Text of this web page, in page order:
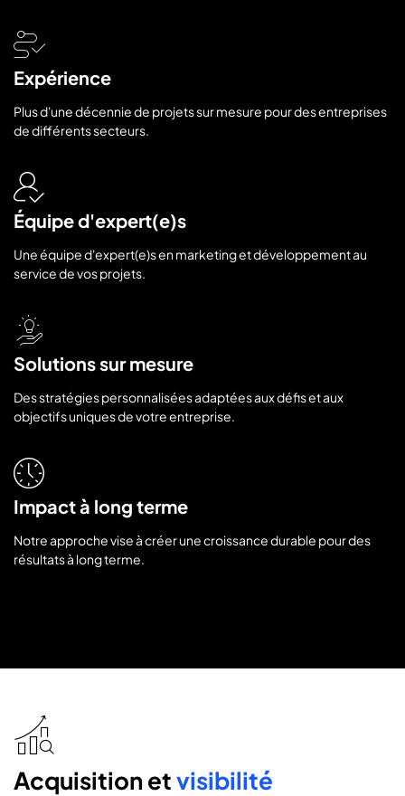
Expérience
Plus d'une décennie de projets sur mesure pour des entreprises
de différents secteurs.
Équipe d'expert(e)s
Une équipe d'expert(e)s en marketing et développement au
service de vos projets.
Solutions sur mesure
Des stratégies personnalisées adaptées aux défis et aux
objectifs uniques de votre entreprise.
Impact à long terme
Notre approche vise à créer une croissance durable pour des
résultats à long terme.
analysis
Acquisition etvisibilité